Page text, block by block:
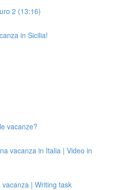
2 (13:16)
in Sicilia!
vacanze?
vacanza in Italia | Video in
| Writing task